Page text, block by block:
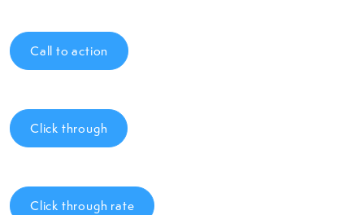
Call to action
Click through
Click through rate